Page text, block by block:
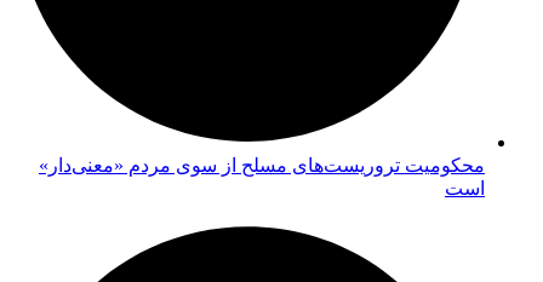
محکومیت تروریست‌های مسلح از سوی مردم «معنی‌دار»
است